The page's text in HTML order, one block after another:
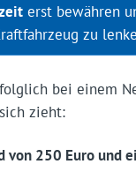
erst bewähren
zu
bei einem
zieht:
von 250 Euro und